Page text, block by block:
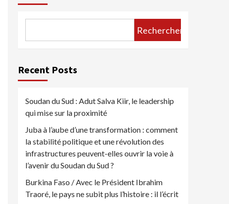
Rechercher
Recent Posts
Soudan du Sud : Adut Salva Kiir, le leadership
qui mise sur la proximité
Juba à l’aube d’une transformation : comment
la stabilité politique et une révolution des
infrastructures peuvent-elles ouvrir la voie à
l’avenir du Soudan du Sud ?
Burkina Faso / Avec le Président Ibrahim
Traoré, le pays ne subit plus l’histoire : il l’écrit